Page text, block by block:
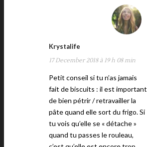
Krystalife
17 December 2018 à 19 h 08 min
Petit conseil si tu n’as jamais
fait de biscuits : il est important
de bien pétrir / retravailler la
pâte quand elle sort du frigo. Si
tu vois qu’elle se « détache »
quand tu passes le rouleau,